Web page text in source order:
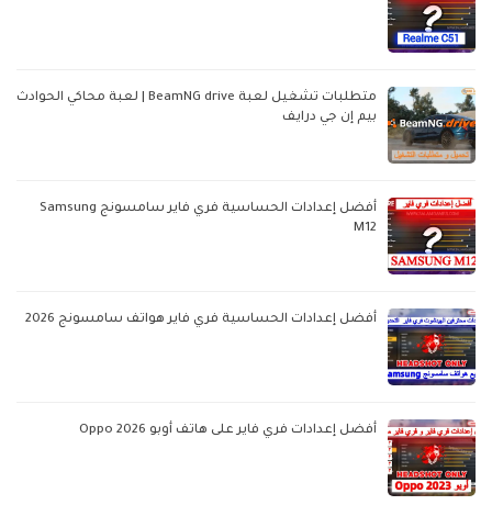
متطلبات تشغيل لعبة BeamNG drive | لعبة محاكي الحوادث
بيم إن جي درايف
أفضل إعدادات الحساسية فري فاير سامسونج Samsung
M12
أفضل إعدادات الحساسية فري فاير هواتف سامسونج 2026
أفضل إعدادات فري فاير على هاتف أوبو Oppo 2026